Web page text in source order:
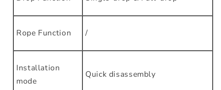
Rope Function /
Installation
mode
Quick disassembly